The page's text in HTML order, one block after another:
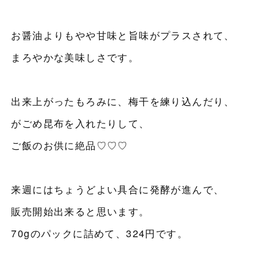
お醤油よりもやや甘味と旨味がプラスされて、
まろやかな美味しさです。
出来上がったもろみに、梅干を練り込んだり、
がごめ昆布を入れたりして、
ご飯のお供に絶品♡♡♡
来週にはちょうどよい具合に発酵が進んで、
販売開始出来ると思います。
70gのパックに詰めて、324円です。